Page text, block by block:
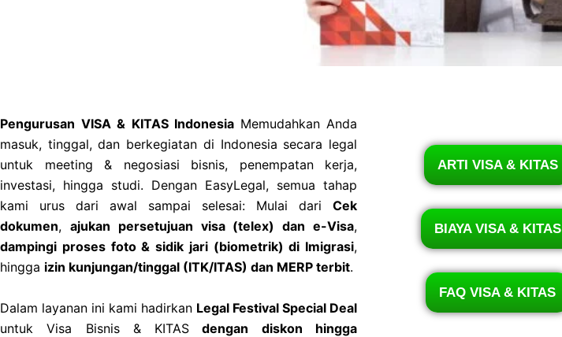
Pengurusan VISA & KITAS Indonesia Memudahkan Anda
masuk, tinggal, dan berkegiatan di Indonesia secara legal
untuk meeting & negosiasi bisnis, penempatan kerja,
investasi, hingga studi. Dengan EasyLegal, semua tahap
kami urus dari awal sampai selesai: Mulai dari Cek
dokumen, ajukan persetujuan visa (telex) dan e-Visa,
dampingi proses foto & sidik jari (biometrik) di Imigrasi,
hingga izin kunjungan/tinggal (ITK/ITAS) dan MERP terbit.
Dalam layanan ini kami hadirkan Legal Festival Special Deal
untuk Visa Bisnis & KITAS dengan diskon hingga
ARTI VISA & KITAS
BIAYA VISA & KITAS
FAQ VISA & KITAS